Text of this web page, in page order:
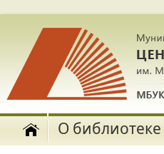
О библиотеке